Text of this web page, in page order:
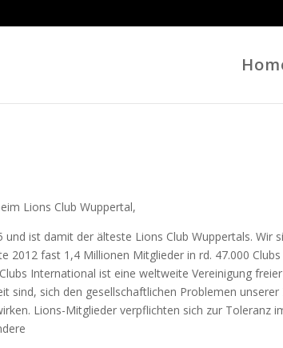
Lions Club Wuppertal,
und ist damit der älteste Lions Club Wuppertals. Wir
2012 fast 1,4 Millionen Mitglieder in rd. 47.000
International ist eine weltweite Vereinigung
sind, sich den gesellschaftlichen Problemen
Lions-Mitglieder verpflichten sich zur Toleranz